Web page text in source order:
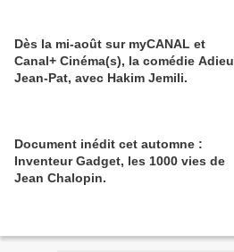
Dès la mi-août sur myCANAL et
Canal+ Cinéma(s), la comédie Adieu
Jean-Pat, avec Hakim Jemili.
Document inédit cet automne :
Inventeur Gadget, les 1000 vies de
Jean Chalopin.